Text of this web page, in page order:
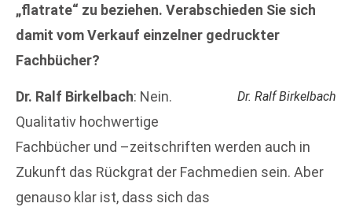
„flatrate“ zu beziehen. Verabschieden Sie sich
damit vom Verkauf einzelner gedruckter
Fachbücher?
Dr. Ralf Birkelbach
Dr. Ralf Birkelbach: Nein.
Qualitativ hochwertige
Fachbücher und –zeitschriften werden auch in
Zukunft das Rückgrat der Fachmedien sein. Aber
genauso klar ist, dass sich das